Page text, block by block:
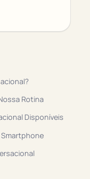
Rotina
Disponíveis
Smartphone